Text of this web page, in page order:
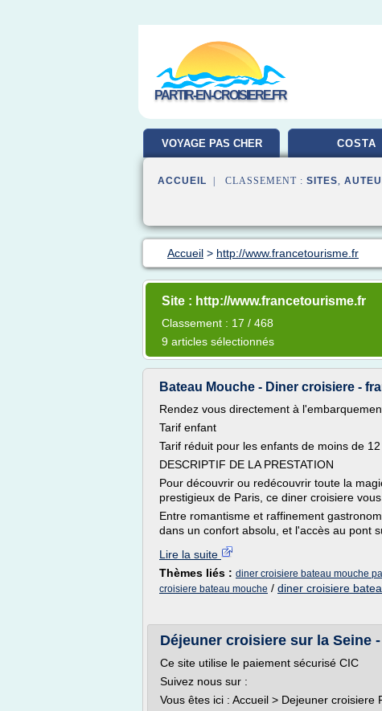
PARTIR-EN-CROISIERE.FR
VOYAGE PAS CHER COSTA
ACCUEIL | CLASSEMENT : SITES,
Accueil > http://www.francetourisme.fr
Site : http://www.francetourisme.fr
Classement : 17 / 468
9 articles sélectionnés
Bateau Mouche - Diner croisiere -
Rendez vous directement à
Tarif enfant
Tarif réduit pour les enfants de moins de
DESCRIPTIF DE LA PRESTATION
Pour découvrir ou redécouvrir toute la
prestigieux de Paris, ce diner croisiere
Entre romantisme et raffinement
dans un confort absolu, et l'accès au pont
Lire la suite
Thèmes liés : diner croisiere bateau mouche
croisiere bateau mouche / diner croisiere
Déjeuner croisiere sur la Seine
Ce site utilise le paiement sécurisé CIC
Suivez nous sur :
Vous êtes ici : Accueil > Dejeuner croisiere